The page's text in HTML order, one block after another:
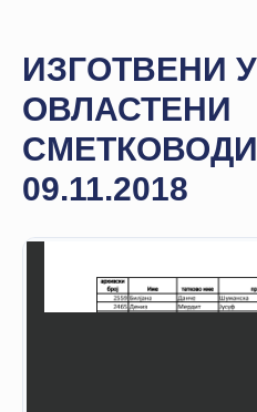
НА
КВАЛИТЕТ
КАКО
ДА
ЧЛЕН
ИЗГОТВЕНИ
ОВЛАСТЕНИ
09.11.2018